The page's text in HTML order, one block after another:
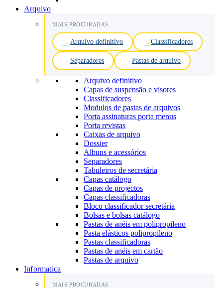
Arquivo
MAIS PROCURADAS
Arquivo definitivo Classificadores
Separadores Pastas de arquivo
Arquivo definitivo
Capas de suspensão e visores
Classificadores
Modulos de pastas de arquivos
Porta assinaturas porta menus
Porta revistas
Caixas de arquivo
Dossier
Albuns e acessórios
Separadores
Tabuleiros de secretária
Capas catálogo
Capas de projectos
Capas classificadoras
Bloco classificador secretária
Bolsas e bolsas catálogo
Pastas de anéis em polipropileno
Pasta elásticos polipropileno
Pastas classificadoras
Pastas de anéis em cartão
Pastas de arquivo
Informatica
MAIS PROCURADAS